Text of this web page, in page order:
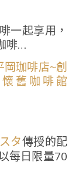
一起享用，
啡…
タ傳授的配
每日限量70